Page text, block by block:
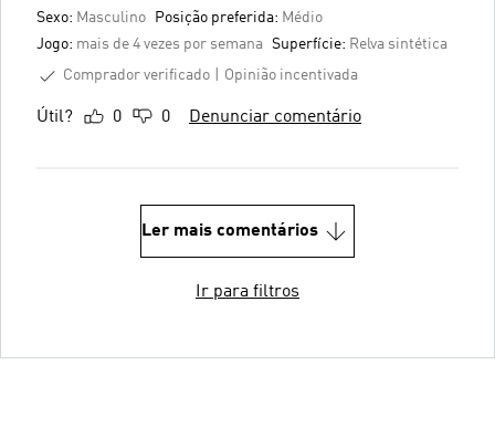
Sexo: Masculino Posição preferida: Médio
Jogo: mais de 4 vezes por semana Superfície: Relva sintética
Comprador verificado
Opinião incentivada
Útil? 0 0 Denunciar comentário
Ler mais comentários
Ir para filtros